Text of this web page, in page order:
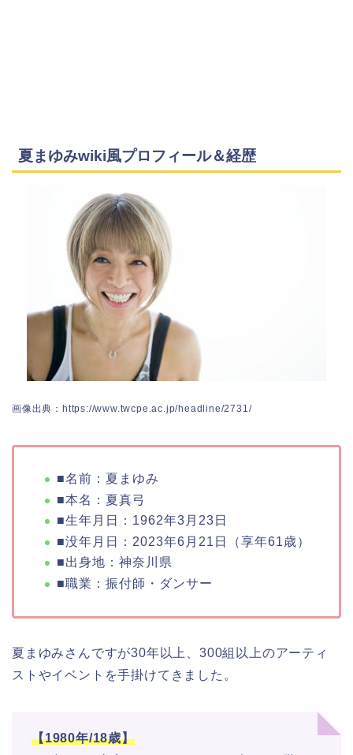
夏まゆみwiki風プロフィール＆経歴
画像出典：https://www.twcpe.ac.jp/headline/2731/
■名前：夏まゆみ
■本名：夏真弓
■生年月日：1962年3月23日
■没年月日：2023年6月21日（享年61歳）
■出身地：神奈川県
■職業：振付師・ダンサー
夏まゆみさんですが30年以上、300組以上のアーティ
ストやイベントを手掛けてきました。
【1980年/18歳】